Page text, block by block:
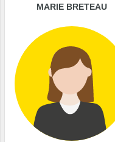
MARIE BRETEAU